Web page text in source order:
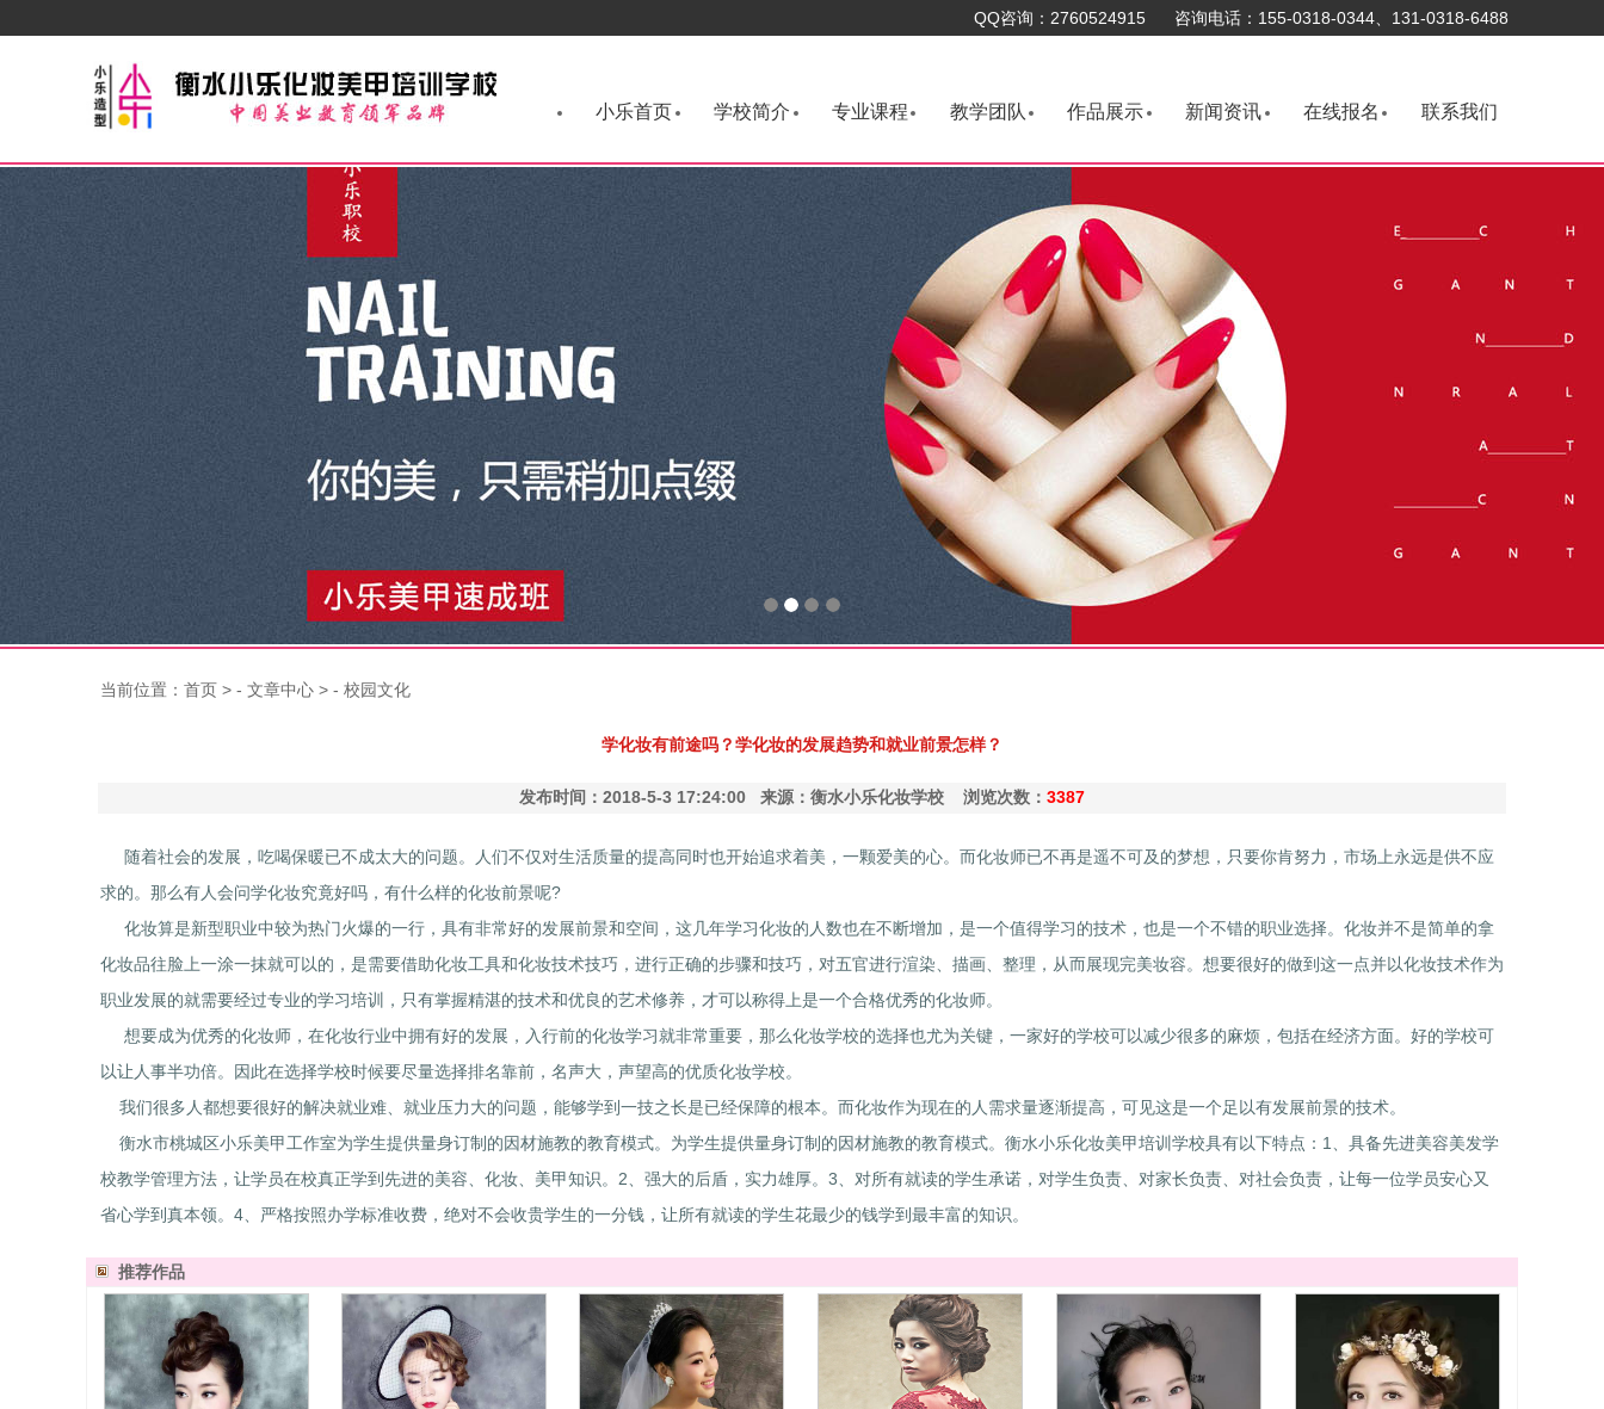
QQ咨询：2760524915 咨询电话：155-0318-0344、131-0318-6488
小乐首页 学校简介 专业课程 教学团队 作品展示 新闻资讯 在线报名 联系我们
当前位置： 首页 > - 文章中心 > - 校园文化
学化妆有前途吗？学化妆的发展趋势和就业前景怎样？
发布时间：2018-5-3 17:24:00 来源：衡水小乐化妆学校 浏览次数： 3387
随着社会的发展，吃喝保暖已不成太大的问题。人们不仅对生活质量的提高同时也开始追求着美，一颗爱美的心。而化妆师已不再是遥不可及的梦想，只要你肯努力，市场上永远是供不应
求的。那么有人会问学化妆究竟好吗，有什么样的化妆前景呢?
化妆算是新型职业中较为热门火爆的一行，具有非常好的发展前景和空间，这几年学习化妆的人数也在不断增加，是一个值得学习的技术，也是一个不错的职业选择。化妆并不是简单的拿
化妆品往脸上一涂一抹就可以的，是需要借助化妆工具和化妆技术技巧，进行正确的步骤和技巧，对五官进行渲染、描画、整理，从而展现完美妆容。想要很好的做到这一点并以化妆技术作为
职业发展的就需要经过专业的学习培训，只有掌握精湛的技术和优良的艺术修养，才可以称得上是一个合格优秀的化妆师。
想要成为优秀的化妆师，在化妆行业中拥有好的发展，入行前的化妆学习就非常重要，那么化妆学校的选择也尤为关键，一家好的学校可以减少很多的麻烦，包括在经济方面。好的学校可
以让人事半功倍。因此在选择学校时候要尽量选择排名靠前，名声大，声望高的优质化妆学校。
我们很多人都想要很好的解决就业难、就业压力大的问题，能够学到一技之长是已经保障的根本。而化妆作为现在的人需求量逐渐提高，可见这是一个足以有发展前景的技术。
衡水市桃城区小乐美甲工作室为学生提供量身订制的因材施教的教育模式。为学生提供量身订制的因材施教的教育模式。衡水小乐化妆美甲培训学校具有以下特点：1、具备先进美容美发学
校教学管理方法，让学员在校真正学到先进的美容、化妆、美甲知识。2、强大的后盾，实力雄厚。3、对所有就读的学生承诺，对学生负责、对家长负责、对社会负责，让每一位学员安心又
省心学到真本领。4、严格按照办学标准收费，绝对不会收贵学生的一分钱，让所有就读的学生花最少的钱学到最丰富的知识。
推荐作品